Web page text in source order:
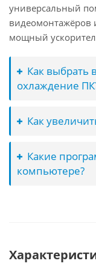
универсальный
видеомонтажёров
мощный
Как выбрать
охлаждение
Как
Какие
компьютере?